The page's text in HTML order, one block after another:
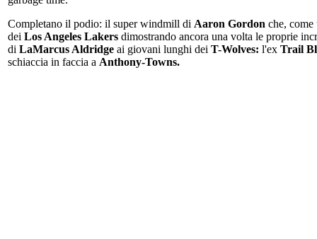
Completano il podio: il super windmill di Aaron Gordon che, come
dei Los Angeles Lakers dimostrando ancora una volta le proprie
di LaMarcus Aldridge ai giovani lunghi dei T-Wolves: l'ex Trail
schiaccia in faccia a Anthony-Towns.